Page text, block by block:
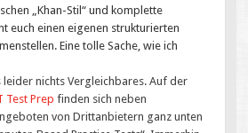
„Khan-Stil“ und komplette
euch einen eigenen strukturierten
Eine tolle Sache, wie ich
leider nichts Vergleichbares. Auf der
Test Prep finden sich neben
von Drittanbietern ganz unten